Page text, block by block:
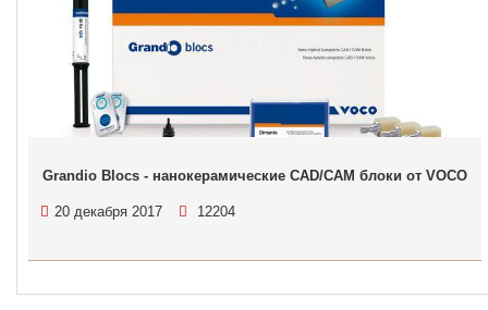
Grandio Blocs - нанокерамические CAD/CAM блоки от VOCO
20 декабря 2017 12204